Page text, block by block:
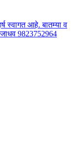
स्वागत आहे. बातम्या व
9823752964